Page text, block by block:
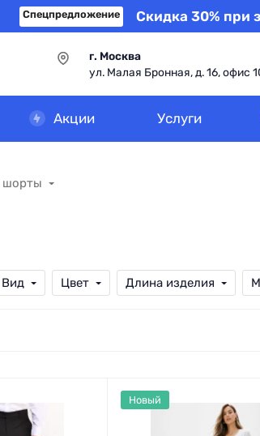
Спецпредложение Скидка 30% при
г. Москва
ул. Малая Бронная, д. 16, офис
Акции Услуги
шорты
Вид Цвет Длина изделия
Новый